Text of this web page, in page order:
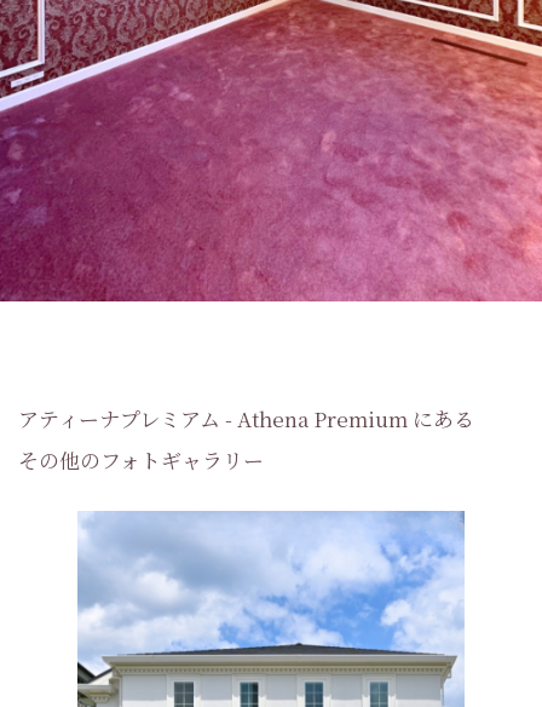
アティーナプレミアム - Athena Premium にある
その他のフォトギャラリー